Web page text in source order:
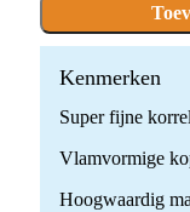
Boren
quantity
Kenmerken
Super fijne
Vlamvormige
Hoogwaardig